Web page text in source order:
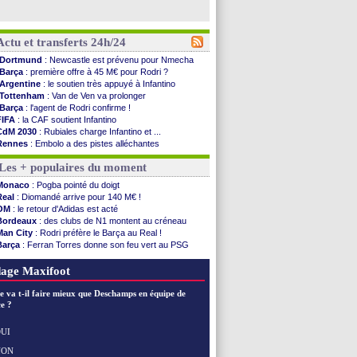
et transferts 24h/24
Dortmund : Newcastle est prévenu pour Nmecha
Barça : première offre à 45 M€ pour Rodri ?
Argentine : le soutien très appuyé à Infantino
Tottenham : Van de Ven va prolonger
Barça : l'agent de Rodri confirme !
: la CAF soutient Infantino
2030 : Rubiales charge Infantino et ...
: Embolo a des pistes alléchantes
d'Ivoire: Renard affiche ses ambitions
: Haise confirme pour Aït Boudlal
City: Trafford à Leeds pour 47 M€ (off...
Utd : Zirkzee vers la Juventus ?
: Monaco s'impose contre Getafe
: Der Zakarian et sa relation avec Kita
: le club prêt à libérer Kondogbia ?
: le message touchant d'Akliouche
: Tebas en remet une couche
: Tebas encense Luis Enrique
: Mangala va rejoindre Getafe
+ populaires du moment
: Pogba pointé du doigt
: Diomandé arrive pour 140 M€ !
: le retour d'Adidas est acté
: des clubs de N1 montent au créneau
City : Rodri préfère le Barça au Real !
: Ferran Torres donne son feu vert au PSG
: accord trouvé avec Man City pour Rulli
Maxifoot
va t-il faire mieux que Deschamps en équipe de
?